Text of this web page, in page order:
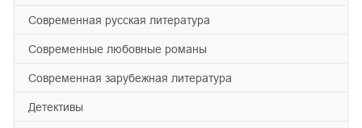
современная русская литература
современные любовные романы
современная зарубежная литература
детективы